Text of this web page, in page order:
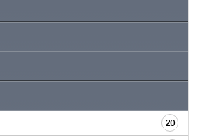
20